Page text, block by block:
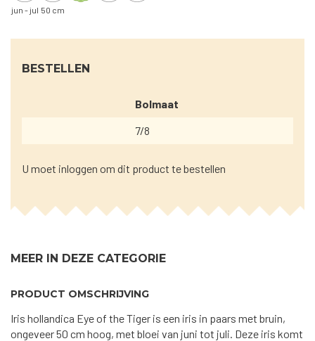
jun - jul 50 cm
BESTELLEN
Bolmaat
7/8
U moet inloggen om dit product te bestellen
MEER IN DEZE CATEGORIE
PRODUCT OMSCHRIJVING
Iris hollandica Eye of the Tiger is een iris in paars met bruin,
ongeveer 50 cm hoog, met bloei van juni tot juli. Deze iris komt